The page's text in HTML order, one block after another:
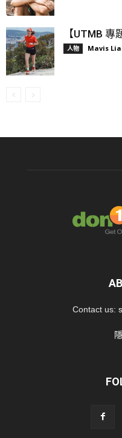
【UTMB 專
人物 Mavis
Contact us: